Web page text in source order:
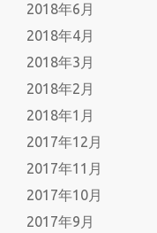
2018年6月
2018年4月
2018年3月
2018年2月
2018年1月
2017年12月
2017年11月
2017年10月
2017年9月